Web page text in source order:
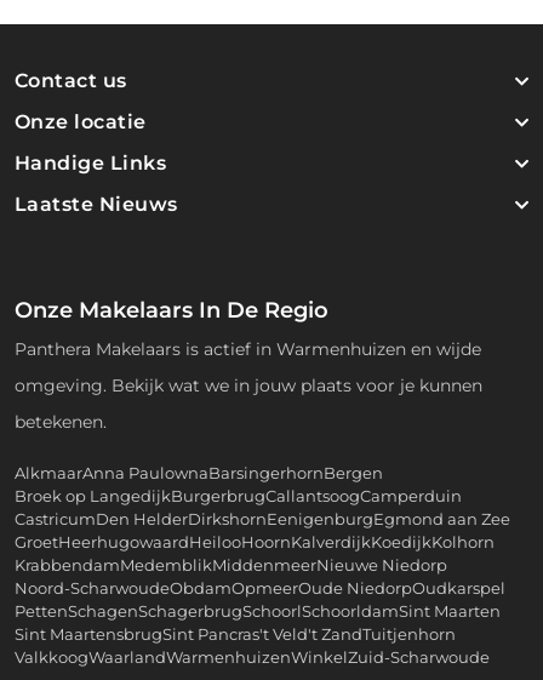
Contact us
Onze locatie
Handige Links
Laatste Nieuws
Onze Makelaars In De Regio
Panthera Makelaars is actief in Warmenhuizen en wijde
omgeving. Bekijk wat we in jouw plaats voor je kunnen
betekenen.
AlkmaarAnna PaulownaBarsingerhornBergen
Broek op LangedijkBurgerbrugCallantsoogCamperduin
CastricumDen HelderDirkshornEenigenburgEgmond aan Zee
GroetHeerhugowaardHeilooHoornKalverdijkKoedijkKolhorn
KrabbendamMedemblikMiddenmeerNieuwe Niedorp
Noord-ScharwoudeObdamOpmeerOude NiedorpOudkarspel
PettenSchagenSchagerbrugSchoorlSchoorldamSint Maarten
Sint MaartensbrugSint Pancras't Veld't ZandTuitjenhorn
ValkkoogWaarlandWarmenhuizenWinkelZuid-Scharwoude